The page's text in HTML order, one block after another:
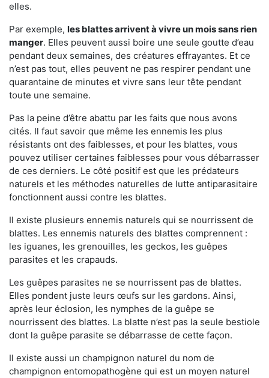
elles.
Par exemple, les blattes arrivent à vivre un mois sans rien
manger. Elles peuvent aussi boire une seule goutte d’eau
pendant deux semaines, des créatures effrayantes. Et ce
n’est pas tout, elles peuvent ne pas respirer pendant une
quarantaine de minutes et vivre sans leur tête pendant
toute une semaine.
Pas la peine d’être abattu par les faits que nous avons
cités. Il faut savoir que même les ennemis les plus
résistants ont des faiblesses, et pour les blattes, vous
pouvez utiliser certaines faiblesses pour vous débarrasser
de ces derniers. Le côté positif est que les prédateurs
naturels et les méthodes naturelles de lutte antiparasitaire
fonctionnent aussi contre les blattes.
Il existe plusieurs ennemis naturels qui se nourrissent de
blattes. Les ennemis naturels des blattes comprennent :
les iguanes, les grenouilles, les geckos, les guêpes
parasites et les crapauds.
Les guêpes parasites ne se nourrissent pas de blattes.
Elles pondent juste leurs œufs sur les gardons. Ainsi,
après leur éclosion, les nymphes de la guêpe se
nourrissent des blattes. La blatte n’est pas la seule bestiole
dont la guêpe parasite se débarrasse de cette façon.
Il existe aussi un champignon naturel du nom de
champignon entomopathogène qui est un moyen naturel